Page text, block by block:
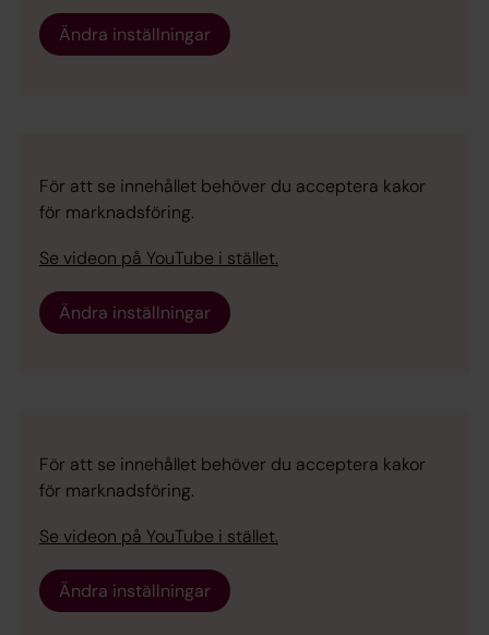
Ändra inställningar
För att se innehållet behöver du acceptera kakor
för marknadsföring.
Se videon på YouTube i stället.
Ändra inställningar
För att se innehållet behöver du acceptera kakor
för marknadsföring.
Se videon på YouTube i stället.
Ändra inställningar